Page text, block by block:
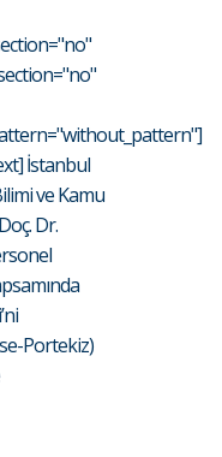
İstanbul
ve Kamu
Dr.
Portekiz)